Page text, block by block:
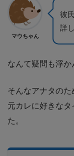
マウちゃん
彼
詳
なんて疑問も浮か
そんなアナタのた
元カレに好きな
た。